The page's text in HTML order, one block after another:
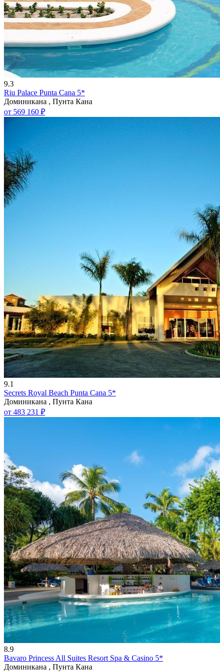
9.3
Riu Palace Punta Cana 5*
Доминикана , Пунта Кана
от 569 160 ₽
9.1
Secrets Royal Beach Punta Cana 5*
Доминикана , Пунта Кана
от 483 231 ₽
8.9
Bavaro Princess All Suites Resort Spa & Casino 5*
Доминикана , Пунта Кана